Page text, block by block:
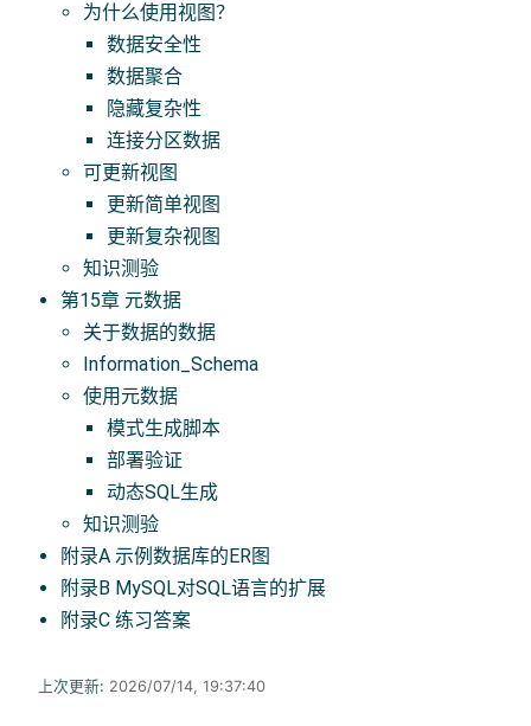
为什么使用视图？
数据安全性
数据聚合
隐藏复杂性
连接分区数据
可更新视图
更新简单视图
更新复杂视图
知识测验
第15章 元数据
关于数据的数据
Information_Schema
使用元数据
模式生成脚本
部署验证
动态SQL生成
知识测验
附录A 示例数据库的ER图
附录B MySQL对SQL语言的扩展
附录C 练习答案
上次更新: 2026/07/14, 19:37:40